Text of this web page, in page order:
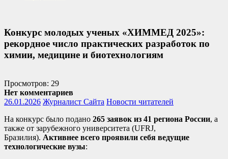
Конкурс молодых ученых «ХИММЕД 2025»:
рекордное число практических разработок по
химии, медицине и биотехнологиям
Просмотров: 29
Нет комментариев
26.01.2026 Журналист Сайта Новости читателей
На конкурс было подано 265 заявок из 41 региона России, а
также от зарубежного университета (UFRJ,
Бразилия). Активнее всего проявили себя ведущие
технологические вузы: